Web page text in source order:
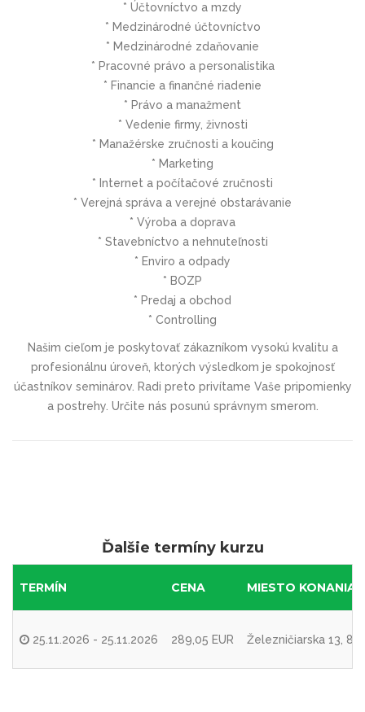
* Účtovníctvo a mzdy
* Medzinárodné účtovníctvo
* Medzinárodné zdaňovanie
* Pracovné právo a personalistika
* Financie a finančné riadenie
* Právo a manažment
* Vedenie firmy, živnosti
* Manažérske zručnosti a koučing
* Marketing
* Internet a počítačové zručnosti
* Verejná správa a verejné obstarávanie
* Výroba a doprava
* Stavebníctvo a nehnuteľnosti
* Enviro a odpady
* BOZP
* Predaj a obchod
* Controlling
Našim cieľom je poskytovať zákazníkom vysokú kvalitu a
profesionálnu úroveň, ktorých výsledkom je spokojnosť
účastníkov seminárov. Radi preto privítame Vaše pripomienky
a postrehy. Určite nás posunú správnym smerom.
Ďalšie termíny kurzu
TERMÍN CENA MIESTO KONANIA
25.11.2026 - 25.11.2026 289,05 EUR Železničiarska 13,